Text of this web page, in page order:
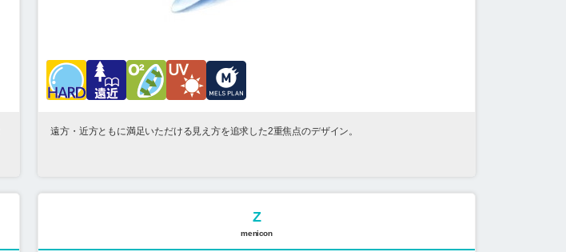
遠方・近方ともに満足いただける見え方を追求した2重焦点のデザイン。
Z
menicon